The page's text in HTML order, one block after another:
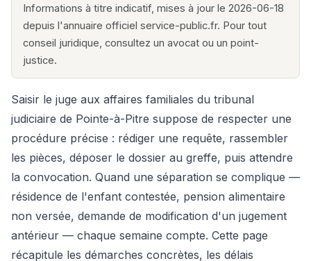
Informations à titre indicatif, mises à jour le 2026-06-18
depuis l'annuaire officiel service-public.fr. Pour tout
conseil juridique, consultez un avocat ou un point-
justice.
Saisir le juge aux affaires familiales du tribunal
judiciaire de Pointe-à-Pitre suppose de respecter une
procédure précise : rédiger une requête, rassembler
les pièces, déposer le dossier au greffe, puis attendre
la convocation. Quand une séparation se complique —
résidence de l'enfant contestée, pension alimentaire
non versée, demande de modification d'un jugement
antérieur — chaque semaine compte. Cette page
récapitule les démarches concrètes, les délais